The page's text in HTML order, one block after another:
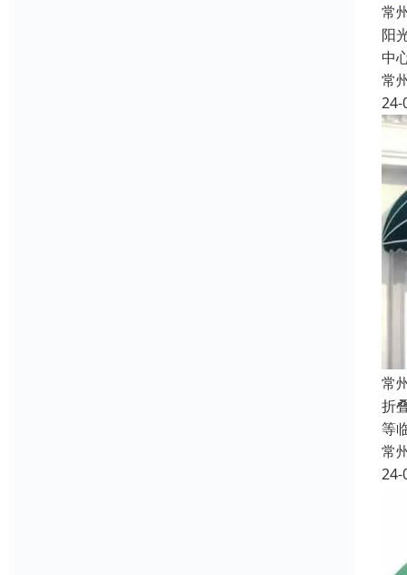
常
阳
中
常
24-
常
折
等
常
24-